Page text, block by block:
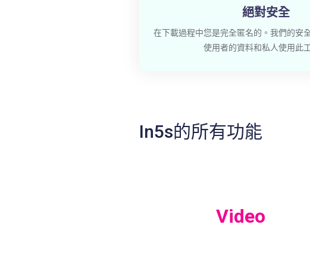
絕對安全
在下載過程中您是完全匿名的。我們的安
使用者的資料和私人使用此
In5s的所有功能
Video